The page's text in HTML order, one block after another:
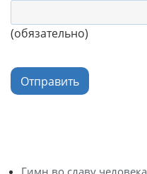
(обязательно)
Отправить
Гимн во славу человека